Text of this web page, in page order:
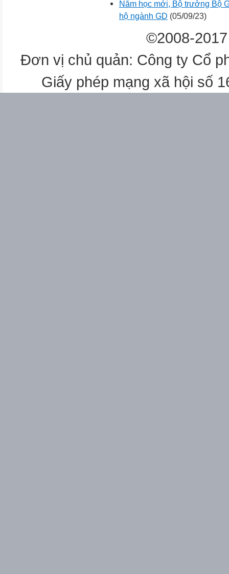
Năm học mới, Bộ trưởng Bộ
hộ ngành GD (05/09/23)
©2008-
Đơn vị chủ quản: Công ty Cổ
Giấy phép mạng xã hội số